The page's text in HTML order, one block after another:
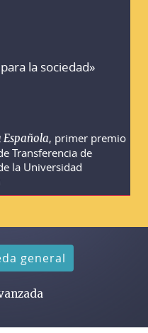
la sociedad»
, primer premio
Transferencia de
la Universidad
general